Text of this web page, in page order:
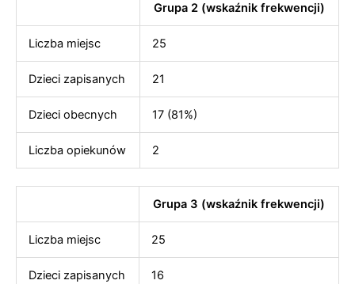
Grupa 2 (wskaźnik frekwencji)
Liczba miejsc 25
Dzieci zapisanych 21
Dzieci obecnych 17 (81%)
Liczba opiekunów 2
Grupa 3 (wskaźnik frekwencji)
Liczba miejsc 25
Dzieci zapisanych 16